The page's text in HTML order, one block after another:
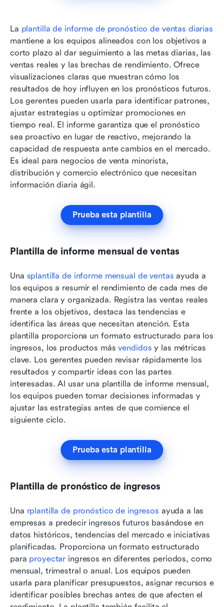
La plantilla de informe de pronóstico de ventas diarias
mantiene a los equipos alineados con los objetivos a
corto plazo al dar seguimiento a las metas diarias, las
ventas reales y las brechas de rendimiento. Ofrece
visualizaciones claras que muestran cómo los
resultados de hoy influyen en los pronósticos futuros.
Los gerentes pueden usarla para identificar patrones,
ajustar estrategias u optimizar promociones en
tiempo real. El informe garantiza que el pronóstico
sea proactivo en lugar de reactivo, mejorando la
capacidad de respuesta ante cambios en el mercado.
Es ideal para negocios de venta minorista,
distribución y comercio electrónico que necesitan
información diaria ágil.
Prueba esta plantilla
Plantilla de informe mensual de ventas
Una splantilla de informe mensual de ventas ayuda a
los equipos a resumir el rendimiento de cada mes de
manera clara y organizada. Registra las ventas reales
frente a los objetivos, destaca las tendencias e
identifica las áreas que necesitan atención. Esta
plantilla proporciona un formato estructurado para los
ingresos, los productos más vendidos y las métricas
clave. Los gerentes pueden revisar rápidamente los
resultados y compartir ideas con las partes
interesadas. Al usar una plantilla de informe mensual,
los equipos pueden tomar decisiones informadas y
ajustar las estrategias antes de que comience el
siguiente ciclo.
Prueba esta plantilla
Plantilla de pronóstico de ingresos
Una rplantilla de pronóstico de ingresos ayuda a las
empresas a predecir ingresos futuros basándose en
datos históricos, tendencias del mercado e iniciativas
planificadas. Proporciona un formato estructurado
para proyectar ingresos en diferentes periodos, como
mensual, trimestral o anual. Los equipos pueden
usarla para planificar presupuestos, asignar recursos e
identificar posibles brechas antes de que afecten el